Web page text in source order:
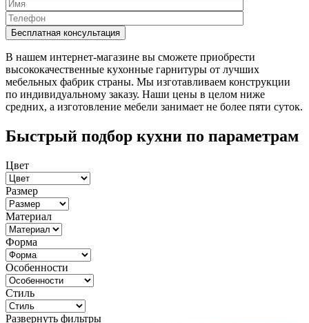
В нашем интернет-магазине вы сможете приобрести
высококачественные кухонные гарнитуры от лучших
мебельных фабрик страны. Мы изготавливаем конструкции
по индивидуальному заказу. Наши цены в целом ниже
средних, а изготовление мебели занимает не более пяти суток.
Быстрый подбор кухни по параметрам
Цвет
Размер
Материал
Форма
Особенности
Стиль
Развернуть фильтры